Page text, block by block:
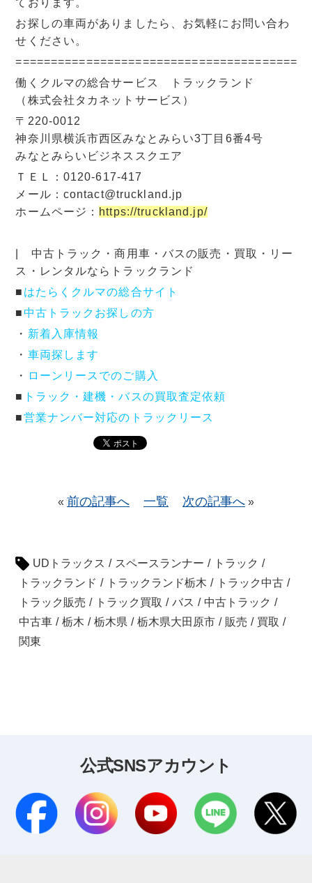
お探しの車両がありましたら、お気軽にお問い合わ
せください。
=========================================
働くクルマの総合サービス トラックランド
（株式会社タカネットサービス）
〒220-0012
神奈川県横浜市西区みなとみらい3丁目6番4号
みなとみらいビジネススクエア
ＴＥＬ：0120-617-417
メール：contact@truckland.jp
ホームページ： https://truckland.jp/
| 中古トラック・商用車・バスの販売・買取・リー
ス・レンタルならトラックランド
■ はたらくクルマの総合サイト
■中古トラックお探しの方
・ 新着入庫情報
・ 車両探します
・
ローンリースでのご購入
■ トラック・建機・バスの買取査定依頼
■営業ナンバー対応のトラックリース
« 前の記事へ 一覧 次の記事へ »
UDトラックス / スペースランナー / トラック /
トラックランド / トラックランド栃木 / トラック中古 /
トラック販売 / トラック買取 / バス / 中古トラック /
中古車 / 栃木 / 栃木県 / 栃木県大田原市 / 販売 / 買取 /
関東
公式SNSアカウント